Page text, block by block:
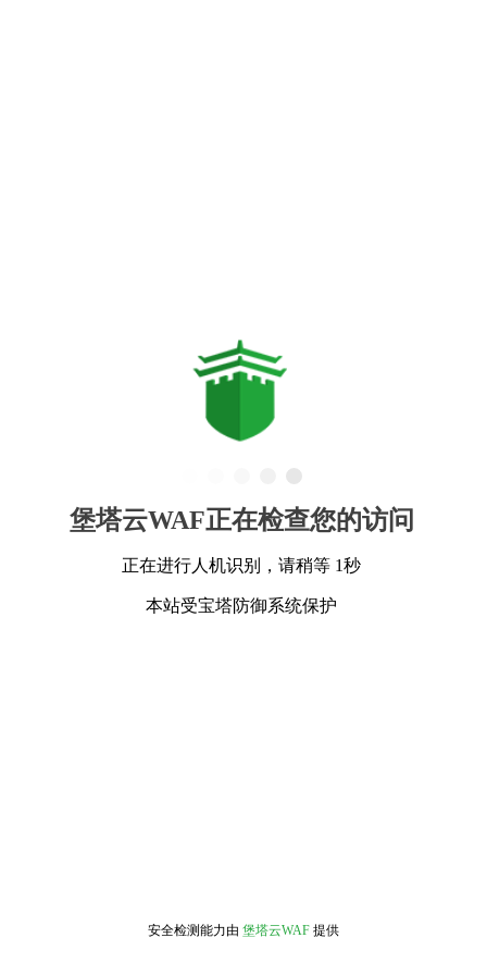
堡塔云WAF正在检查您的访问
正在进行人机识别，请稍等 1秒
本站受宝塔防御系统保护
安全检测能力由 堡塔云WAF 提供